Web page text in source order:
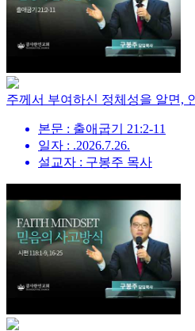
주께서 부여하신 정체성을 알면,
본문 : 출애굽기 21:2-11
일자 : .2026.7.26.
설교자 : 구봉주 목사